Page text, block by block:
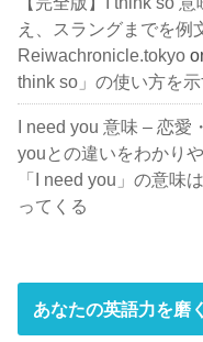
え、スラングまでを例
Reiwachronicle.tokyo
think so」の使い方を
I need you 意味 – 恋愛
youとの違いをわかり
「I need you」の意味
ってくる
あなたの英語力を磨